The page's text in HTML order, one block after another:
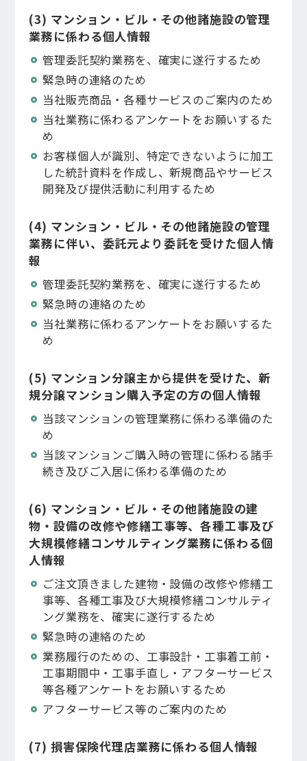
不動産仲介業者の方
CONTACT
(3) マンション・ビル・その他諸施設の管理
業務に係わる個人情報
管理委託契約業務を、確実に遂行するため
緊急時の連絡のため
当社販売商品・各種サービスのご案内のため
当社業務に係わるアンケートをお願いするた
め
お客様個人が識別、特定できないように加工
した統計資料を作成し、新規商品やサービス
開発及び提供活動に利用するため
(4) マンション・ビル・その他諸施設の管理
業務に伴い、委託元より委託を受けた個人情
報
管理委託契約業務を、確実に遂行するため
緊急時の連絡のため
当社業務に係わるアンケートをお願いするた
め
(5) マンション分譲主から提供を受けた、新
規分譲マンション購入予定の方の個人情報
当該マンションの管理業務に係わる準備のた
め
当該マンションご購入時の管理に係わる諸手
続き及びご入居に係わる準備のため
(6) マンション・ビル・その他諸施設の建
物・設備の改修や修繕工事等、各種工事及び
大規模修繕コンサルティング業務に係わる個
人情報
ご注文頂きました建物・設備の改修や修繕工
事等、各種工事及び大規模修繕コンサルティ
ング業務を、確実に遂行するため
緊急時の連絡のため
業務履行のための、工事設計・工事着工前・
工事期間中・工事手直し・アフターサービス
等各種アンケートをお願いするため
アフターサービス等のご案内のため
(7) 損害保険代理店業務に係わる個人情報